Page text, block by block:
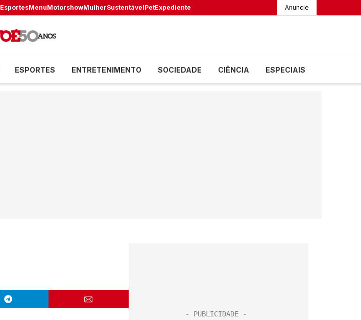
EsportesMenuMotorshowMulherSustentávelPetExpediente Anuncie
ESPORTES ENTRETENIMENTO SOCIEDADE CIÊNCIA ESPECIAIS